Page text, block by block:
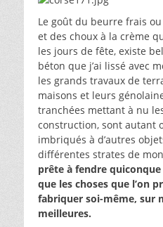
Le goût du beurre frais
et des choux à la crème
les jours de fête, existe
béton que j’ai lissé avec
les grands travaux de
maisons et leurs
tranchées mettant à nu
construction, sont autant
imbriqués à d’autres
différentes strates de
prête à fendre
que les choses que l’on
fabriquer soi-même, sur
meilleures.